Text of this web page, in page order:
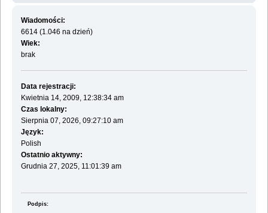
Wiadomości:
6614 (1.046 na dzień)
Wiek:
brak
Data rejestracji:
Kwietnia 14, 2009, 12:38:34 am
Czas lokalny:
Sierpnia 07, 2026, 09:27:10 am
Język:
Polish
Ostatnio aktywny:
Grudnia 27, 2025, 11:01:39 am
Podpis: